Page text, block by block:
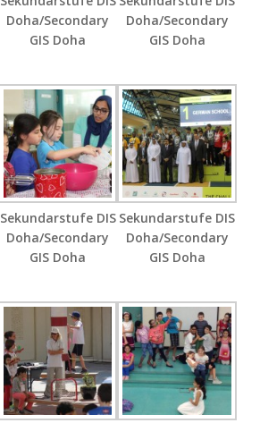
Doha/Secondary
GIS Doha
Doha/Secondary
GIS Doha
Sekundarstufe DIS
Doha/Secondary
GIS Doha
Sekundarstufe DIS
Doha/Secondary
GIS Doha